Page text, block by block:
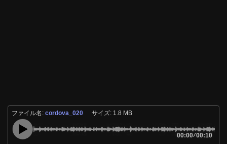
ファイル名:cordova_020 サイズ: 1.8 MB
00:00/00:10